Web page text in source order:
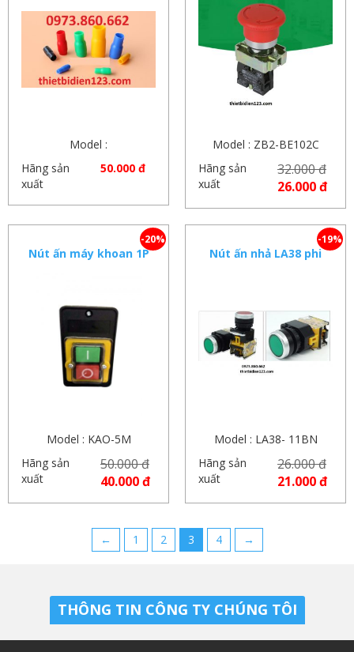
Model :
Hãng sản
xuất
50.000 đ
Model : ZB2-BE102C
Hãng sản
xuất
32.000 đ
26.000 đ
Nút ấn máy khoan 1P
Model : KAO-5M
Hãng sản
xuất
50.000 đ
40.000 đ
-20%
Nút ấn nhả LA38 phi
Model : LA38- 11BN
Hãng sản
xuất
26.000 đ
21.000 đ
-19%
← 1 2 3 4 →
THÔNG TIN CÔNG TY CHÚNG TÔI